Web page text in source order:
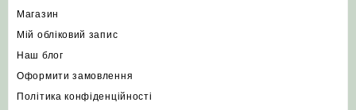
Магазин
Мій обліковий запис
Наш блог
Оформити замовлення
Політика конфіденційності